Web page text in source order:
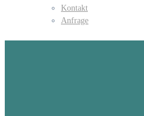
Kontakt
Anfrage